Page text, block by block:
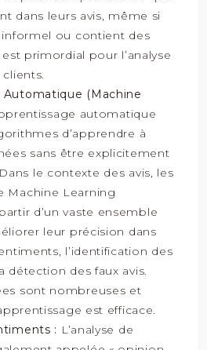
dans leurs avis, même si
ou contient des
primordial pour l’analyse
Automatique (Machine
automatique
d’apprendre à
sans être explicitement
le contexte des avis, les
Machine Learning
d’un vaste ensemble
leur précision dans
l’identification des
détection des faux avis.
sont nombreuses et
est efficace.
: L’analyse de